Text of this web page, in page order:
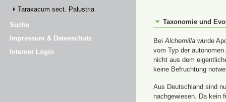
Taraxacum sect. Palustria
Suche
Impressum & Datenschutz
Interner Login
Taxonomie und
BeiAlchemilla wurde
vom Typ der
nicht aus dem
keine Befruchtung
Aus Deutschland sind
nachgewiesen. Da kein